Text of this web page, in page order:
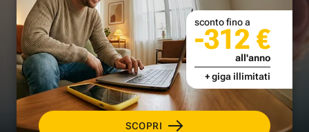
SCOPRI
sconto fino a
-312 €
all'anno
+ giga illimitati